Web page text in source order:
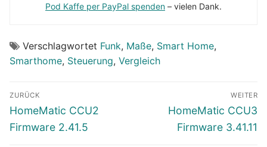
Pod Kaffe per PayPal spenden – vielen Dank.
Verschlagwortet Funk, Maße, Smart Home,
Smarthome, Steuerung, Vergleich
Beitragsnavigation
ZURÜCK
Vorheriger
Beitrag:
HomeMatic CCU2
Firmware 2.41.5
WEITER
Nächster
Beitrag:
HomeMatic CCU3
Firmware 3.41.11